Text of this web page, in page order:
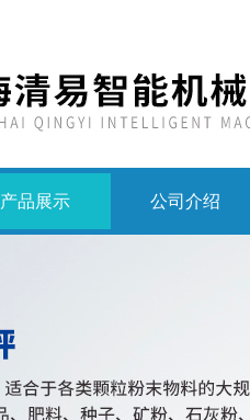
产品展示 公司介绍